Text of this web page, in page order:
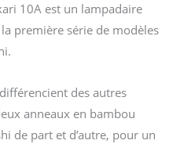
10A est un lampadaire
première série de modèles
des autres
anneaux en bambou
de part et d’autre, pour un